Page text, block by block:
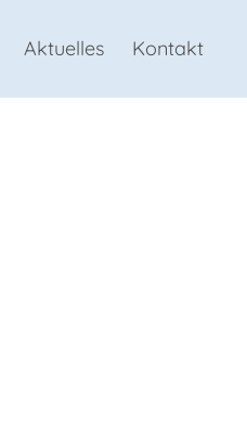
Aktuelles Kontakt